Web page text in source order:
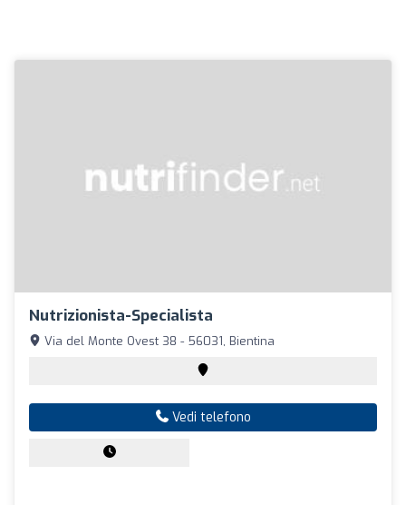
Nutrizionista-Specialista
Via del Monte Ovest 38 - 56031, Bientina
Vedi telefono